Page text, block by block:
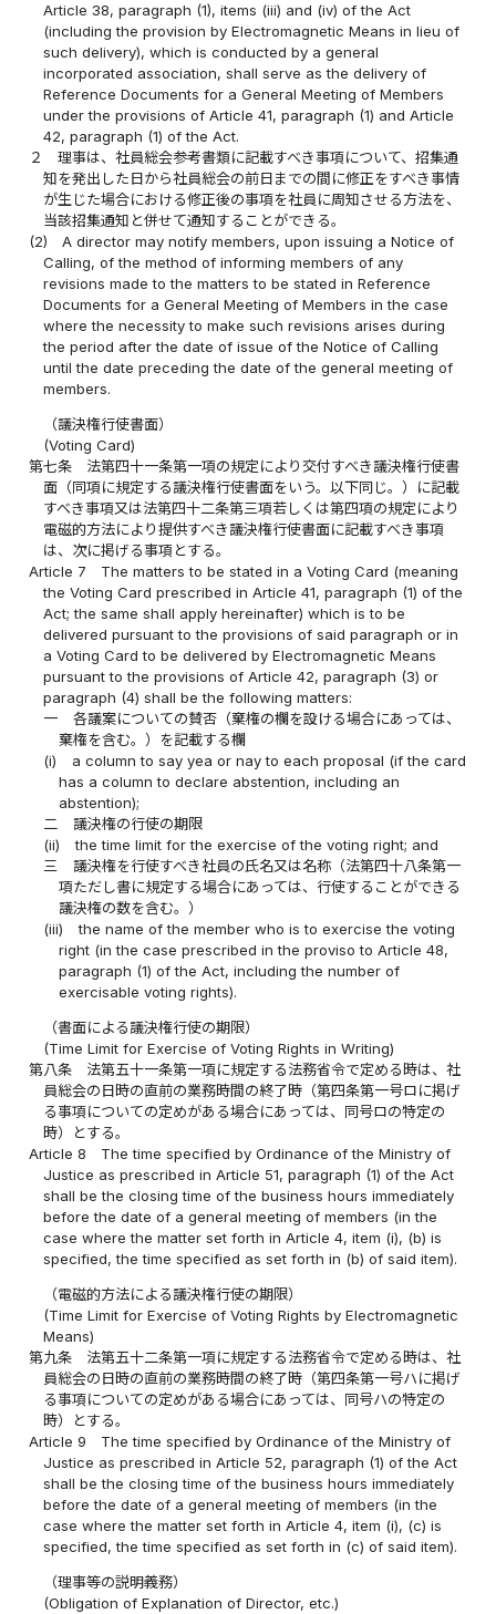
Article 38, paragraph (1), items (iii) and (iv) of the Act
(including the provision by Electromagnetic Means in lieu of
such delivery), which is conducted by a general
incorporated association, shall serve as the delivery of
Reference Documents for a General Meeting of Members
under the provisions of Article 41, paragraph (1) and Article
42, paragraph (1) of the Act.
２
理事は、社員総会参考書類に記載すべき事項について、招集通
知を発出した日から社員総会の前日までの間に修正をすべき事情
が生じた場合における修正後の事項を社員に周知させる方法を、
当該招集通知と併せて通知することができる。
(2)
A director may notify members, upon issuing a Notice of
Calling, of the method of informing members of any
revisions made to the matters to be stated in Reference
Documents for a General Meeting of Members in the case
where the necessity to make such revisions arises during
the period after the date of issue of the Notice of Calling
until the date preceding the date of the general meeting of
members.
（議決権行使書面）
(Voting Card)
第七条
法第四十一条第一項の規定により交付すべき議決権行使書
面（同項に規定する議決権行使書面をいう。以下同じ。）に記載
すべき事項又は法第四十二条第三項若しくは第四項の規定により
電磁的方法により提供すべき議決権行使書面に記載すべき事項
は、次に掲げる事項とする。
Article 7
The matters to be stated in a Voting Card (meaning
the Voting Card prescribed in Article 41, paragraph (1) of the
Act; the same shall apply hereinafter) which is to be
delivered pursuant to the provisions of said paragraph or in
a Voting Card to be delivered by Electromagnetic Means
pursuant to the provisions of Article 42, paragraph (3) or
paragraph (4) shall be the following matters:
一
各議案についての賛否（棄権の欄を設ける場合にあっては、
棄権を含む。）を記載する欄
(i)
a column to say yea or nay to each proposal (if the card
has a column to declare abstention, including an
abstention);
二
議決権の行使の期限
(ii)
the time limit for the exercise of the voting right; and
三
議決権を行使すべき社員の氏名又は名称（法第四十八条第一
項ただし書に規定する場合にあっては、行使することができる
議決権の数を含む。）
(iii)
the name of the member who is to exercise the voting
right (in the case prescribed in the proviso to Article 48,
paragraph (1) of the Act, including the number of
exercisable voting rights).
（書面による議決権行使の期限）
(Time Limit for Exercise of Voting Rights in Writing)
第八条
法第五十一条第一項に規定する法務省令で定める時は、社
員総会の日時の直前の業務時間の終了時（第四条第一号ロに掲げ
る事項についての定めがある場合にあっては、同号ロの特定の
時）とする。
Article 8
The time specified by Ordinance of the Ministry of
Justice as prescribed in Article 51, paragraph (1) of the Act
shall be the closing time of the business hours immediately
before the date of a general meeting of members (in the
case where the matter set forth in Article 4, item (i), (b) is
specified, the time specified as set forth in (b) of said item).
（電磁的方法による議決権行使の期限）
(Time Limit for Exercise of Voting Rights by Electromagnetic
Means)
第九条
法第五十二条第一項に規定する法務省令で定める時は、社
員総会の日時の直前の業務時間の終了時（第四条第一号ハに掲げ
る事項についての定めがある場合にあっては、同号ハの特定の
時）とする。
Article 9
The time specified by Ordinance of the Ministry of
Justice as prescribed in Article 52, paragraph (1) of the Act
shall be the closing time of the business hours immediately
before the date of a general meeting of members (in the
case where the matter set forth in Article 4, item (i), (c) is
specified, the time specified as set forth in (c) of said item).
（理事等の説明義務）
(Obligation of Explanation of Director, etc.)